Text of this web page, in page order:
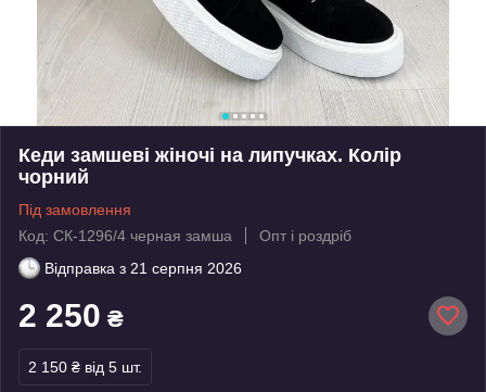
Кеди замшеві жіночі на липучках. Колір
чорний
Під замовлення
Код: СК-1296/4 черная замша
Опт і роздріб
Відправка з 21 серпня 2026
2 250 ₴
2 150 ₴ від 5 шт.